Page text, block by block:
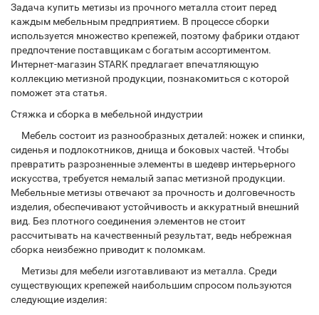
Задача купить метизы из прочного металла стоит перед
каждым мебельным предприятием. В процессе сборки
используется множество крепежей, поэтому фабрики отдают
предпочтение поставщикам с богатым ассортиментом.
Интернет-магазин STARK предлагает впечатляющую
коллекцию метизной продукции, познакомиться с которой
поможет эта статья.
Стяжка и сборка в мебельной индустрии
Мебель состоит из разнообразных деталей: ножек и спинки,
сиденья и подлокотников, днища и боковых частей. Чтобы
превратить разрозненные элементы в шедевр интерьерного
искусства, требуется немалый запас метизной продукции.
Мебельные метизы отвечают за прочность и долговечность
изделия, обеспечивают устойчивость и аккуратный внешний
вид. Без плотного соединения элементов не стоит
рассчитывать на качественный результат, ведь небрежная
сборка неизбежно приводит к поломкам.
Метизы для мебели изготавливают из металла. Среди
существующих крепежей наибольшим спросом пользуются
следующие изделия: